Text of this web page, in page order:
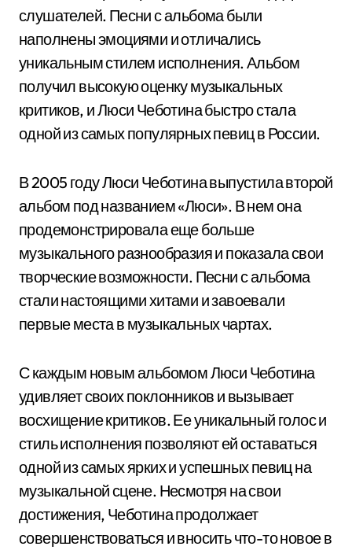
слушателей. Песни с альбома были
наполнены эмоциями и отличались
уникальным стилем исполнения. Альбом
получил высокую оценку музыкальных
критиков, и Люси Чеботина быстро стала
одной из самых популярных певиц в России.
В 2005 году Люси Чеботина выпустила второй
альбом под названием «Люси». В нем она
продемонстрировала еще больше
музыкального разнообразия и показала свои
творческие возможности. Песни с альбома
стали настоящими хитами и завоевали
первые места в музыкальных чартах.
С каждым новым альбомом Люси Чеботина
удивляет своих поклонников и вызывает
восхищение критиков. Ее уникальный голос и
стиль исполнения позволяют ей оставаться
одной из самых ярких и успешных певиц на
музыкальной сцене. Несмотря на свои
достижения, Чеботина продолжает
совершенствоваться и вносить что-то новое в